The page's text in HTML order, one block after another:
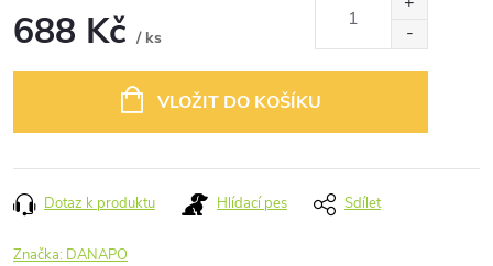
688 Kč / ks
VLOŽIT DO KOŠÍKU
Dotaz k produktu Hlídací pes Sdílet
Značka: DANAPO